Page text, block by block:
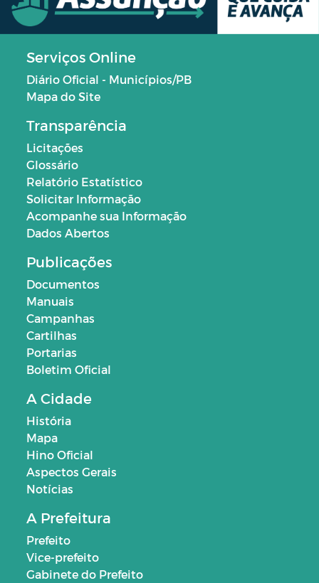
Serviços Online
Diário Oficial - Municípios/PB
Mapa do Site
Transparência
Licitações
Glossário
Relatório Estatístico
Solicitar Informação
Acompanhe sua Informação
Dados Abertos
Publicações
Documentos
Manuais
Campanhas
Cartilhas
Portarias
Boletim Oficial
A Cidade
História
Mapa
Hino Oficial
Aspectos Gerais
Notícias
A Prefeitura
Prefeito
Vice-prefeito
Gabinete do Prefeito